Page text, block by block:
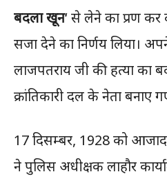
बदला खून‘ से लेने का प्रण
सजा देने का निर्णय लिया।
लाजपतराय जी की हत्या का
क्रांतिकारी दल के नेता बनाए
17 दिसम्बर, 1928 को
ने पुलिस अधीक्षक लाहौर